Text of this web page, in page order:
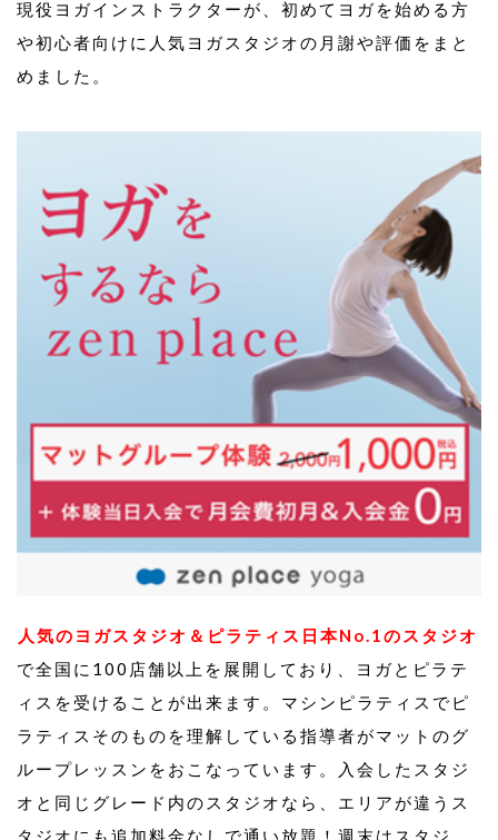
現役ヨガインストラクターが、初めてヨガを始める方
や初心者向けに人気ヨガスタジオの月謝や評価をまと
めました。
人気のヨガスタジオ＆ピラティス日本No.1のスタジオ
で全国に100店舗以上を展開しており、ヨガとピラテ
ィスを受けることが出来ます。マシンピラティスでピ
ラティスそのものを理解している指導者がマットのグ
ループレッスンをおこなっています。入会したスタジ
オと同じグレード内のスタジオなら、エリアが違うス
タジオにも追加料金なしで通い放題！週末はスタジ